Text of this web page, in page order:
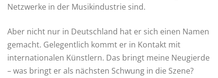
Netzwerke in der Musikindustrie sind.
Aber nicht nur in Deutschland hat er sich einen Namen
gemacht. Gelegentlich kommt er in Kontakt mit
internationalen Künstlern. Das bringt meine Neugierde
– was bringt er als nächsten Schwung in die Szene?